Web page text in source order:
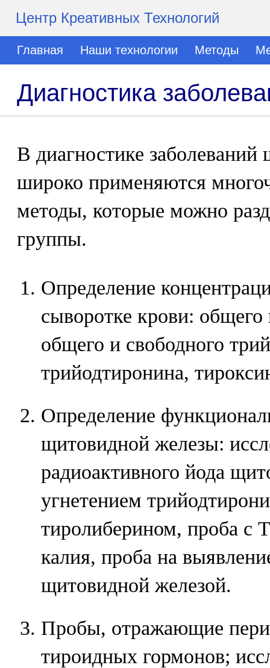
Центр Креативных Технологий
Главная Наши технологии Методы
Диагностика
В диагностике
широко применяются
методы, которые можно
группы.
Определение
сыворотке крови: общего
общего и свободного
трийодтиронина,
Определение
щитовидной железы:
радиоактивного йода
угнетением
тиролиберином, проба с
калия, проба на
щитовидной железой.
Пробы, отражающие
тироидных гормонов;